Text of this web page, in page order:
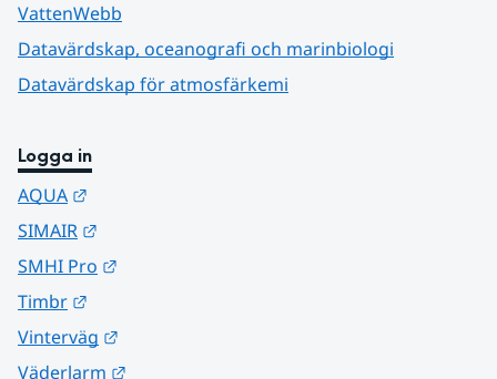
VattenWebb
Datavärdskap, oceanografi och marinbiologi
Datavärdskap för atmosfärkemi
Logga in
AQUA
SIMAIR
SMHI Pro
Timbr
Vinterväg
Väderlarm